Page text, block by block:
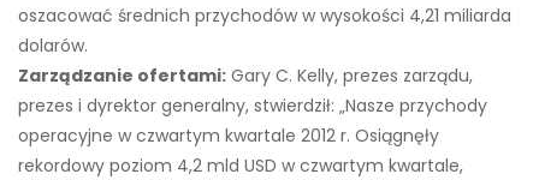
oszacować średnich przychodów w wysokości 4,21 miliarda
dolarów.
Zarządzanie ofertami: Gary C. Kelly, prezes zarządu,
prezes i dyrektor generalny, stwierdził: „Nasze przychody
operacyjne w czwartym kwartale 2012 r. Osiągnęły
rekordowy poziom 4,2 mld USD w czwartym kwartale,